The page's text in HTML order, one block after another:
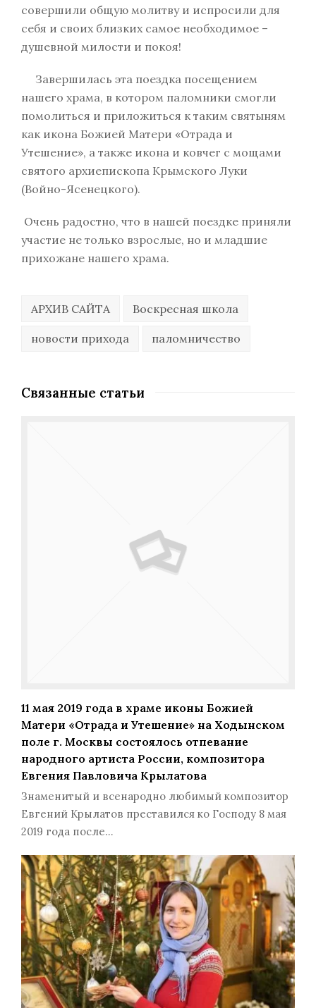
совершили общую молитву и испросили для
себя и своих близких самое необходимое –
душевной милости и покоя!
Завершилась эта поездка посещением
нашего храма, в котором паломники смогли
помолиться и приложиться к таким святыням
как икона Божией Матери «Отрада и
Утешение», а также икона и ковчег с мощами
святого архиепископа Крымского Луки
(Войно-Ясенецкого).
Очень радостно, что в нашей поездке приняли
участие не только взрослые, но и младшие
прихожане нашего храма.
АРХИВ САЙТА Воскресная школа
новости прихода паломничество
Связанные статьи
11 мая 2019 года в храме иконы Божией
Матери «Отрада и Утешение» на Ходынском
поле г. Москвы cостоялось отпевание
народного артиста России, композитора
Евгения Павловича Крылатова
Знаменитый и всенародно любимый композитор
Евгений Крылатов преставился ко Господу 8 мая
2019 года после…